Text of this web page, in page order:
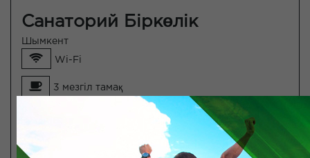
Санаторий Біркөлік
Шымкент
Wi-Fi
3 мезгіл тамақ
Емдеу процедуралары
ТОЛЫҒЫРАҚ